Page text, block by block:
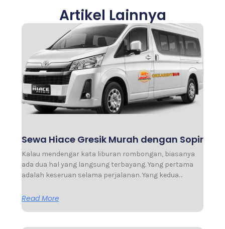
Artikel Lainnya
Sewa Hiace Gresik Murah dengan Sopir
Kalau mendengar kata liburan rombongan, biasanya
ada dua hal yang langsung terbayang. Yang pertama
adalah keseruan selama perjalanan. Yang kedua…
Read More